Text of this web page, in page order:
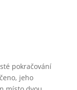
pokračování
jeho